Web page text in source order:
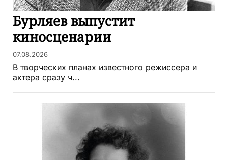
Бурляев выпустит
киносценарии
07.08.2026
В творческих планах известного режиссера и
актера сразу ч...